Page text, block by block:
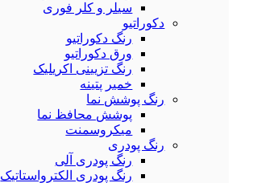
سیلر و کلر فوری
دکوراتیو
رنگ دکوراتیو
ورق دکوراتیو
رنگ تزیینی اکریلیک
خمیر پتینه
رنگ پوشش نما
پوشش محافظ نما
میکروسمنت
رنگ پودری
رنگ پودری آلی
رنگ پودری الکترواستاتیک